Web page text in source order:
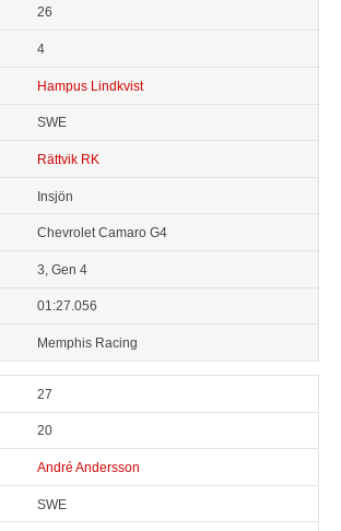
26
4
Hampus Lindkvist
SWE
Rättvik RK
Insjön
Chevrolet Camaro G4
3, Gen 4
01:27.056
Memphis Racing
27
20
André Andersson
SWE